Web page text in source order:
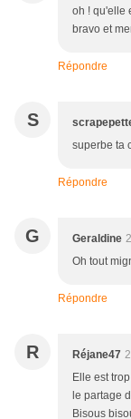
oh ! qu'elle
bravo et
Répondre
S
superbe ta
Répondre
G Geraldine
Oh tout
Répondre
R Réjane47
Elle est
le partage
Bisous